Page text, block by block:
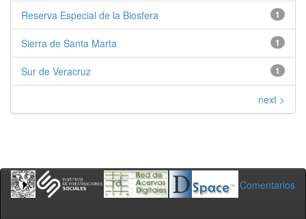
1
Reserva Especial de la Biosfera
1
Sierra de Santa Marta
1
Sur de Veracruz
next >
Comentarios